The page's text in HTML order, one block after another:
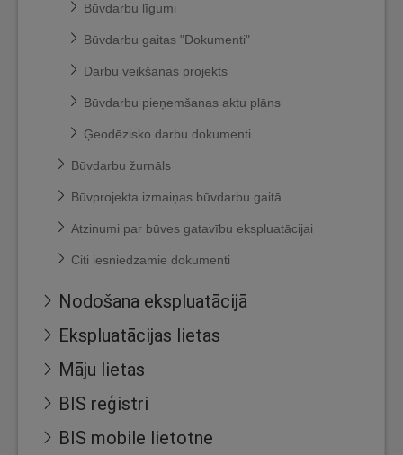
Būvdarbu līgumi
Būvdarbu gaitas "Dokumenti"
Darbu veikšanas projekts
Būvdarbu pieņemšanas aktu plāns
Ģeodēzisko darbu dokumenti
Būvdarbu žurnāls
Būvprojekta izmaiņas būvdarbu gaitā
Atzinumi par būves gatavību ekspluatācijai
Citi iesniedzamie dokumenti
Nodošana ekspluatācijā
Ekspluatācijas lietas
Māju lietas
BIS reģistri
BIS mobile lietotne